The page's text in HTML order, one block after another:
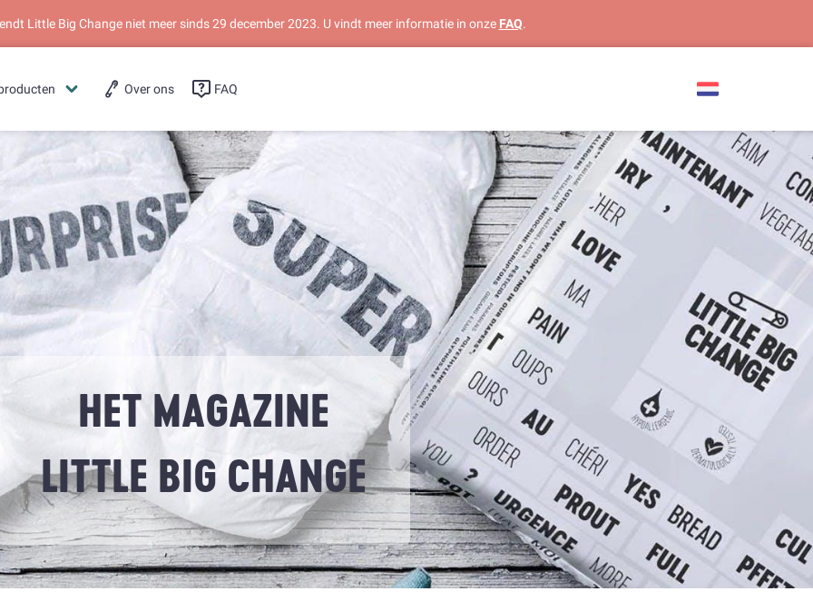
Little Big Change niet meer sinds 29 december 2023. U vindt meer informatie in onze FAQ.
Over ons FAQ
HET MAGAZINE
LITTLE BIG CHANGE